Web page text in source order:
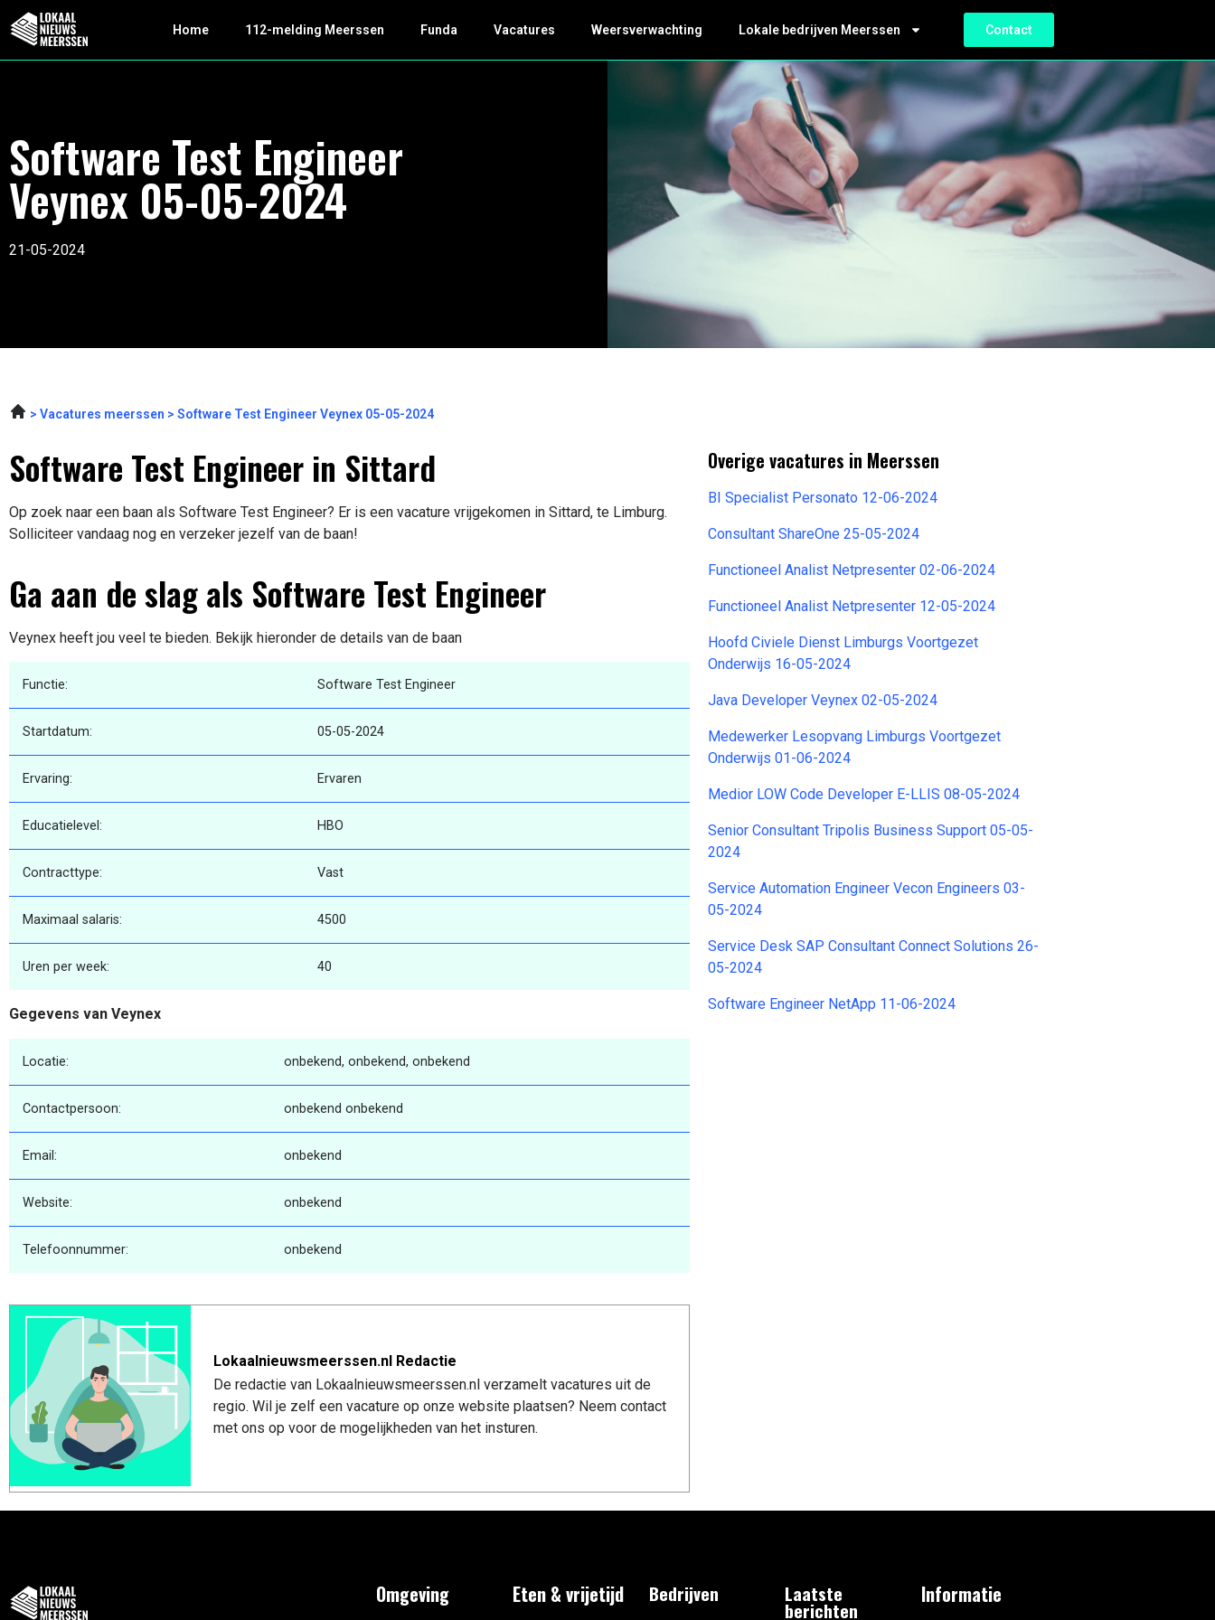
Home 112-melding Meerssen Funda Vacatures Weersverwachting Lokale bedrijven Meerssen Contact
Software Test Engineer
Veynex 05-05-2024
21-05-2024
Vacatures meerssen Software Test Engineer Veynex 05-05-2024
Software Test Engineer in Sittard
Op zoek naar een baan als Software Test Engineer? Er is een vacature vrijgekomen in Sittard, te Limburg.
Solliciteer vandaag nog en verzeker jezelf van de baan!
Ga aan de slag als Software Test Engineer
Veynex heeft jou veel te bieden. Bekijk hieronder de details van de baan
Functie: Software Test Engineer
Startdatum: 05-05-2024
Ervaring: Ervaren
Educatielevel: HBO
Contracttype: Vast
Maximaal salaris: 4500
Uren per week: 40
Gegevens van Veynex
Locatie: onbekend, onbekend, onbekend
Contactpersoon: onbekend onbekend
Email: onbekend
Website: onbekend
Telefoonnummer: onbekend
Lokaalnieuwsmeerssen.nl Redactie
De redactie van Lokaalnieuwsmeerssen.nl verzamelt vacatures uit de
regio. Wil je zelf een vacature op onze website plaatsen? Neem contact
met ons op voor de mogelijkheden van het insturen.
Overige vacatures in Meerssen
BI Specialist Personato 12-06-2024
Consultant ShareOne 25-05-2024
Functioneel Analist Netpresenter 02-06-2024
Functioneel Analist Netpresenter 12-05-2024
Hoofd Civiele Dienst Limburgs Voortgezet
Onderwijs 16-05-2024
Java Developer Veynex 02-05-2024
Medewerker Lesopvang Limburgs Voortgezet
Onderwijs 01-06-2024
Medior LOW Code Developer E-LLIS 08-05-2024
Senior Consultant Tripolis Business Support 05-05-
2024
Service Automation Engineer Vecon Engineers 03-
05-2024
Service Desk SAP Consultant Connect Solutions 26-
05-2024
Software Engineer NetApp 11-06-2024
Omgeving Eten & vrijetijd Bedrijven Laatste
berichten
Informatie